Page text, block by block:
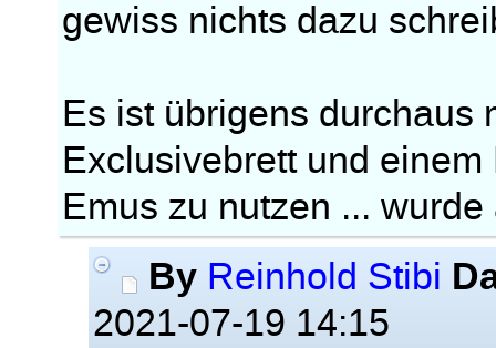
gewiss nichts dazu
Es ist übrigens durchaus
Exclusivebrett und
Emus zu nutzen ...
By Reinhold Stibi
2021-07-19 14:15